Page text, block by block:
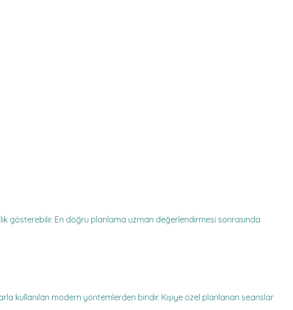
gösterebilir. En doğru planlama uzman değerlendirmesi sonrasında
kullanılan modern yöntemlerden biridir. Kişiye özel planlanan seanslar